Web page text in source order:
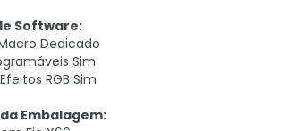
Software:
Dedicado
Sim
RGB Sim
Embalagem: